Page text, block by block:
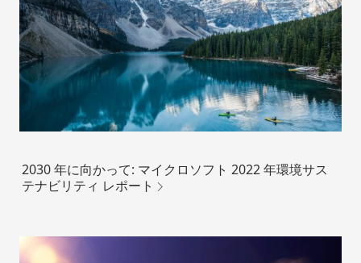
2030 年に向かって: マイクロソフト 2022 年環境サス
テナビリティ レポート